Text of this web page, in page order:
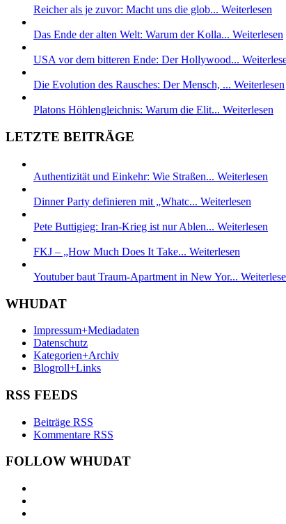
Reicher als je zuvor: Macht uns die glob... Weiterlesen
Das Ende der alten Welt: Warum der Kolla... Weiterlesen
USA vor dem bitteren Ende: Der Hollywood...
Die Evolution des Rausches: Der Mensch, ... Weiterlesen
Platons Höhlengleichnis: Warum die Elit... Weiterlesen
LETZTE BEITRÄGE
Authentizität und Einkehr: Wie Straßen... Weiterlesen
Dinner Party definieren mit „Whatc... Weiterlesen
Pete Buttigieg: Iran-Krieg ist nur Ablen... Weiterlesen
FKJ – „How Much Does It Take... Weiterlesen
Youtuber baut Traum-Apartment in New Yor...
WHUDAT
Impressum+Mediadaten
Datenschutz
Kategorien+Archiv
Blogroll+Links
RSS FEEDS
Beiträge RSS
Kommentare RSS
FOLLOW WHUDAT